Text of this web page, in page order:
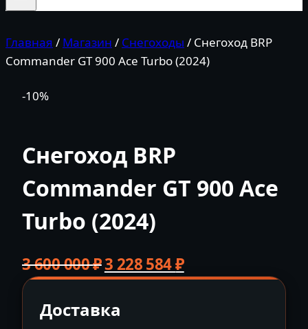
Главная / Магазин / Снегоходы / Снегоход BRP
Commander GT 900 Ace Turbo (2024)
-10%
Снегоход BRP
Commander GT 900 Ace
Turbo (2024)
3 600 000₽ Первоначальная
цена
3
3 228 584₽Текущая
цена:
Доставка